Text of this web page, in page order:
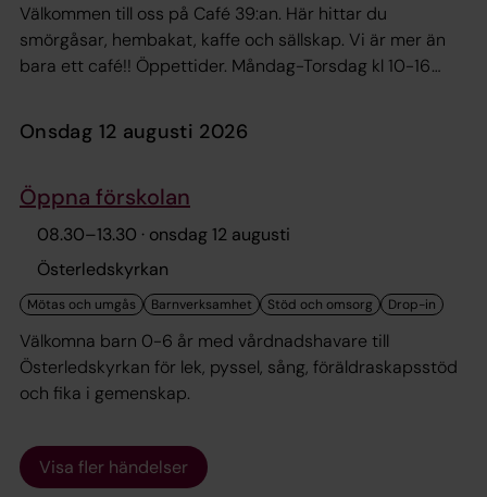
Välkommen till oss på Café 39:an. Här hittar du
smörgåsar, hembakat, kaffe och sällskap. Vi är mer än
bara ett café!! Öppettider. Måndag-Torsdag kl 10-16
personalaktiviteter mm.
onsdag 12 augusti 2026
Öppna förskolan
08.30–13.30 · onsdag 12 augusti
Österledskyrkan
Välkomna barn 0-6 år med vårdnadshavare till
Österledskyrkan för lek, pyssel, sång, föräldraskapsstöd
och fika i gemenskap.
Visa fler händelser